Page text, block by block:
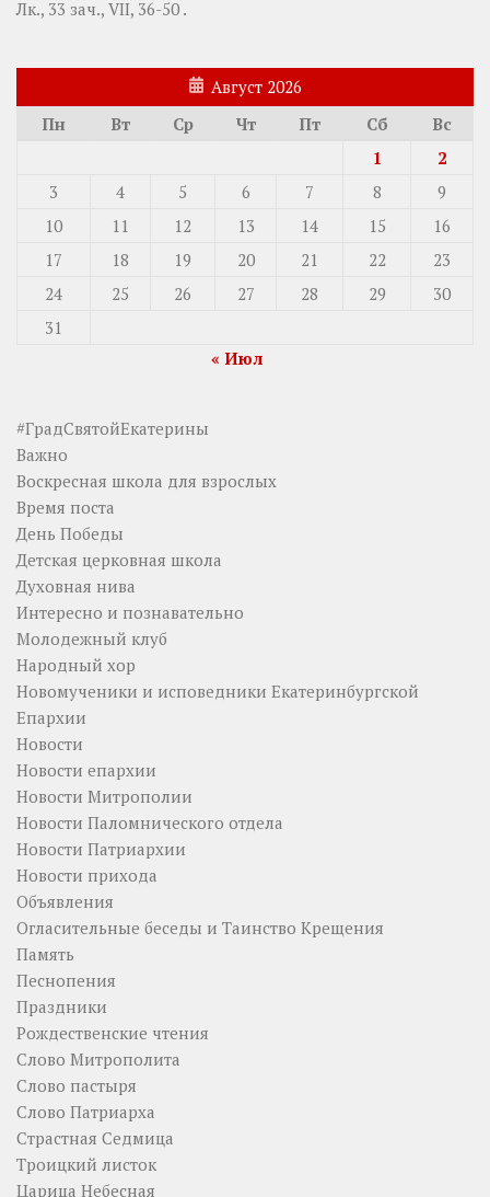
Лк., 33 зач., VII, 36-50 .
Август 2026
Пн
Вт Ср Чт Пт Сб
Вс
1
2
3
4 5 6 7 8
9
10
11 12 13 14 15
16
17
18 19 20 21 22
23
24
25 26 27 28 29
30
31
« Июл
#ГрадСвятойЕкатерины
Важно
Воскресная школа для взрослых
Время поста
День Победы
Детская церковная школа
Духовная нива
Интересно и познавательно
Молодежный клуб
Народный хор
Новомученики и исповедники Екатеринбургской
Епархии
Новости
Новости епархии
Новости Митрополии
Новости Паломнического отдела
Новости Патриархии
Новости прихода
Объявления
Огласительные беседы и Таинство Крещения
Память
Песнопения
Праздники
Рождественские чтения
Слово Митрополита
Слово пастыря
Слово Патриарха
Страстная Седмица
Троицкий листок
Царица Небесная